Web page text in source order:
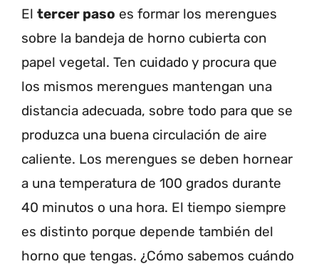
El tercer paso es formar los merengues
sobre la bandeja de horno cubierta con
papel vegetal. Ten cuidado y procura que
los mismos merengues mantengan una
distancia adecuada, sobre todo para que se
produzca una buena circulación de aire
caliente. Los merengues se deben hornear
a una temperatura de 100 grados durante
40 minutos o una hora. El tiempo siempre
es distinto porque depende también del
horno que tengas. ¿Cómo sabemos cuándo